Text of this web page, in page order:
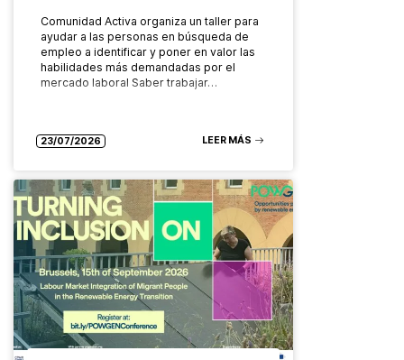
Comunidad Activa organiza un taller para
ayudar a las personas en búsqueda de
empleo a identificar y poner en valor las
habilidades más demandadas por el
mercado laboral Saber trabajar…
23/07/2026 LEER MÁS